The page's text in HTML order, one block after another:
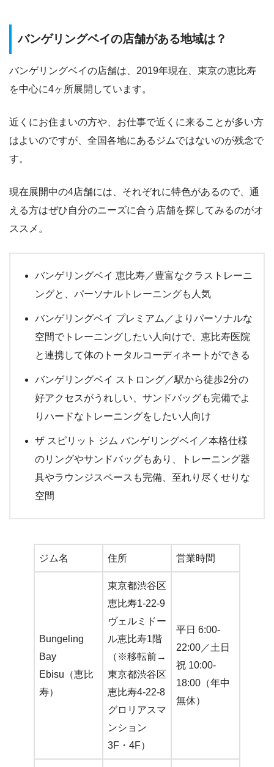
バンゲリングベイの店舗がある地域は？
バンゲリングベイの店舗は、2019年現在、東京の恵比寿
を中心に4ヶ所展開しています。
近くにお住まいの方や、お仕事で近くに来ることが多い方
はよいのですが、全国各地にあるジムではないのが残念で
す。
現在展開中の4店舗には、それぞれに特色があるので、通
える方はぜひ自分のニーズに合う店舗を探してみるのがオ
ススメ。
バンゲリングベイ 恵比寿／豊富なクラストレーニ
ングと、パーソナルトレーニングも人気
バンゲリングベイ プレミアム／よりパーソナルな
空間でトレーニングしたい人向けで、恵比寿医院
と連携して体のトータルコーディネートができる
バンゲリングベイ ストロング／駅から徒歩2分の
好アクセスがうれしい、サンドバッグも完備でよ
りハードなトレーニングをしたい人向け
ザ スピリット ジム バンゲリングベイ／本格仕様
のリングやサンドバッグもあり、トレーニング器
具やラウンジスペースも完備、至れり尽くせりな
空間
ジム名 住所 営業時間
Bungeling
Bay
Ebisu（恵比
寿）
東京都渋谷区
恵比寿1-22-9
ヴェルミドー
ル恵比寿1階
（※移転前→
東京都渋谷区
恵比寿4-22-8
グロリアスマ
ンション
3F・4F）
平日 6:00-
22:00／土日
祝 10:00-
18:00（年中
無休）